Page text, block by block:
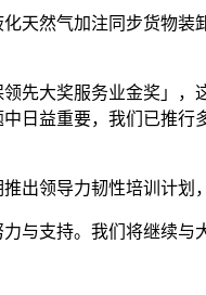
天然气加注同步货物装
先大奖服务业金奖」，
日益重要，我们已推行
出领导力韧性培训计划
与支持。我们将继续与